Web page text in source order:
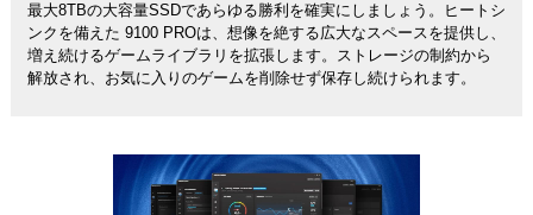
最大8TBの大容量SSDであらゆる勝利を確実にしましょう。ヒートシ
ンクを備えた 9100 PROは、想像を絶する広大なスペースを提供し、
増え続けるゲームライブラリを拡張します。ストレージの制約から
解放され、お気に入りのゲームを削除せず保存し続けられます。